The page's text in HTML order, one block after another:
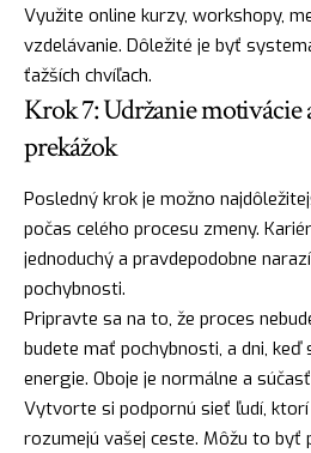
Využite online kurzy, workshopy,
vzdelávanie. Dôležité je byť
ťažších chvíľach.
Krok 7: Udržanie motivácie
prekážok
Posledný krok je možno
počas celého procesu zmeny.
jednoduchý a pravdepodobne
pochybnosti.
Pripravte sa na to, že proces
budete mať pochybnosti, a dni, keď
energie. Oboje je normálne a
Vytvorte si podpornú sieť ľudí,
rozumejú vašej ceste. Môžu to byť